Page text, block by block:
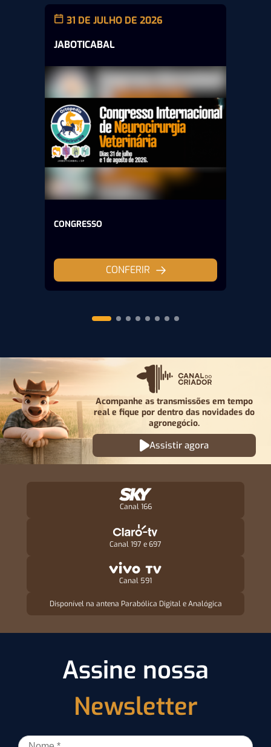
31 DE JULHO DE 2026
JABOTICABAL
CONGRESSO
CONFERIR
Acompanhe as transmissões em tempo
real e fique pordentro das novidades do
agronegócio.
Assistir agora
Canal 166
Canal 197 e 697
Canal 591
Disponível na antena Parabólica Digital e Analógica
Assine nossa
Newsletter